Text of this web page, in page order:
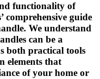
functionality of
comprehensive guide
We understand
can be a
both practical tools
elements that
of your home or